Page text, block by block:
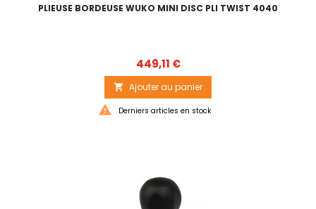
PLIEUSE BORDEUSE WUKO MINI DISC PLI TWIST 4040
Prix
449,11 €
 Ajouter au panier
 Derniers articles en stock